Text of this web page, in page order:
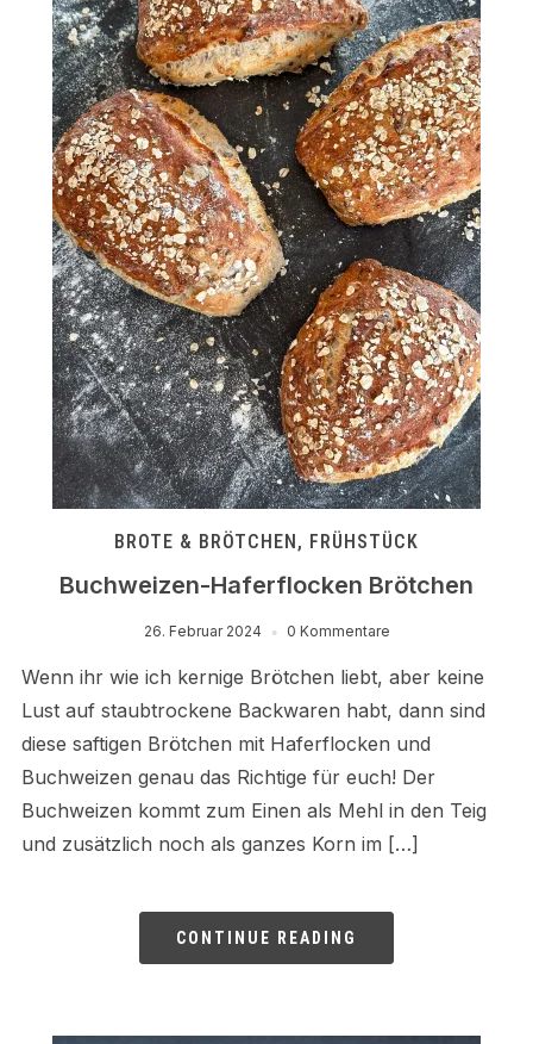
BROTE & BRÖTCHEN, FRÜHSTÜCK
Buchweizen-Haferflocken Brötchen
26. Februar 2024 0 Kommentare
Wenn ihr wie ich kernige Brötchen liebt, aber keine
Lust auf staubtrockene Backwaren habt, dann sind
diese saftigen Brötchen mit Haferflocken und
Buchweizen genau das Richtige für euch! Der
Buchweizen kommt zum Einen als Mehl in den Teig
und zusätzlich noch als ganzes Korn im […]
CONTINUE READING